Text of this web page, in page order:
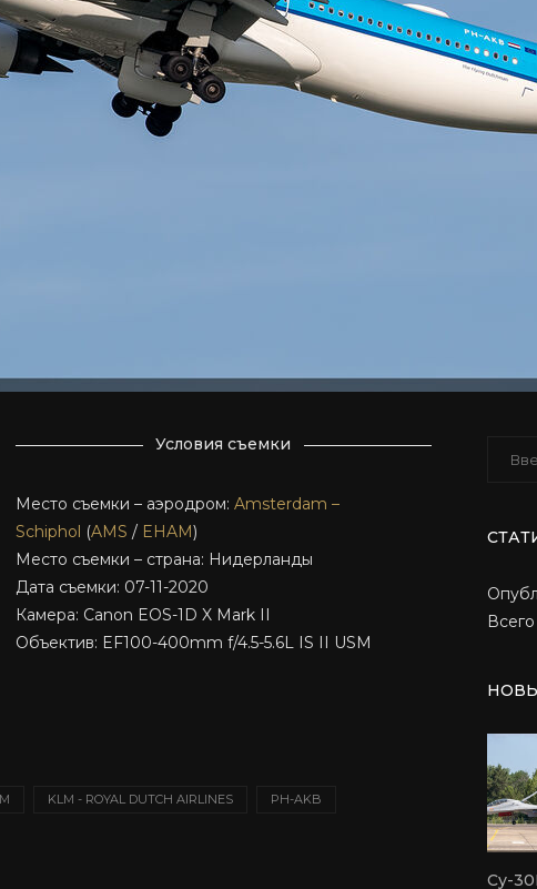
Условия съемки
Место съемки – аэродром: Amsterdam –
Schiphol (AMS / EHAM)
Место съемки – страна: Нидерланды
Дата съемки: 07-11-2020
Камера: Canon EOS-1D X Mark II
Объектив: EF100-400mm f/4.5-5.6L IS II USM
KLM - ROYAL DUTCH AIRLINES PH-AKB
Су-